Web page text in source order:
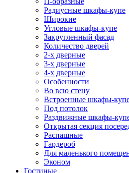
Радиусные шкафы-купе
Широкие
Угловые шкафы-купе
Закругленный фасад
Количество дверей
2-х дверные
3-х дверные
4-х дверные
Особенности
Во всю стену
Встроенные шкафы-
Под потолок
Раздвижные шкафы-
Открытая секция
Распашные
Гардероб
Для маленького
Эконом
Гостиные